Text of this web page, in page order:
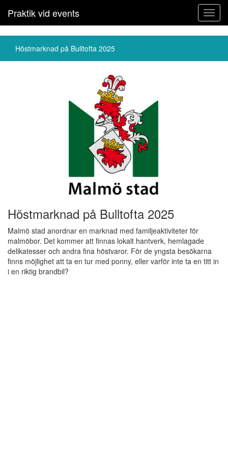
Praktik vid events
Höstmarknad på Bulltofta 2025
Höstmarknad på Bulltofta 2025
Malmö stad anordnar en marknad med familjeaktiviteter för
malmöbor. Det kommer att finnas lokalt hantverk, hemlagade
delikatesser och andra fina höstvaror. För de yngsta besökarna
finns möjlighet att ta en tur med ponny, eller varför inte ta en titt in
i en riktig brandbil?